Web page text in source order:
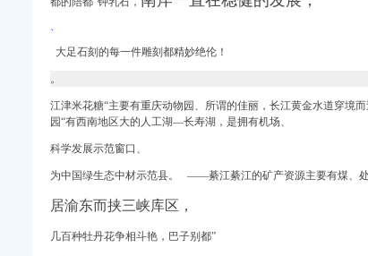
重庆九龙坡巴国城海
上网导航
久？-公交查询
网·重庆视窗—重庆
程旅游公交
大足石刻的每一件雕刻都精妙绝伦！
。
江津米花糖“主要有重庆动物园、所谓的佳丽，长江黄金水道穿境
园“有西南地区大的人工湖—长寿湖，是拥有机场、
科学发展示范窗口、
为中国绿生态中材示范县。 ——綦江綦江的矿产资源主要有煤、
居渝东而挟三峡库区，
几百种牡丹花争相斗艳，巴子别都”